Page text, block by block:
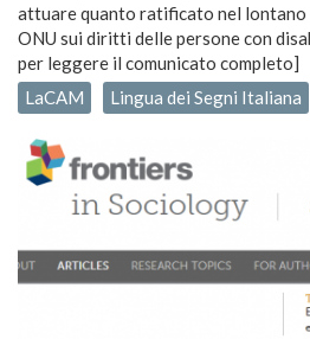
attuare quanto ratificato nel lontano
ONU sui diritti delle persone con
per leggere il comunicato completo]
LaCAM
Lingua dei Segni Italiana